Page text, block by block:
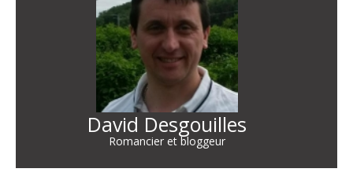
David Desgouilles
Romancier et bloggeur